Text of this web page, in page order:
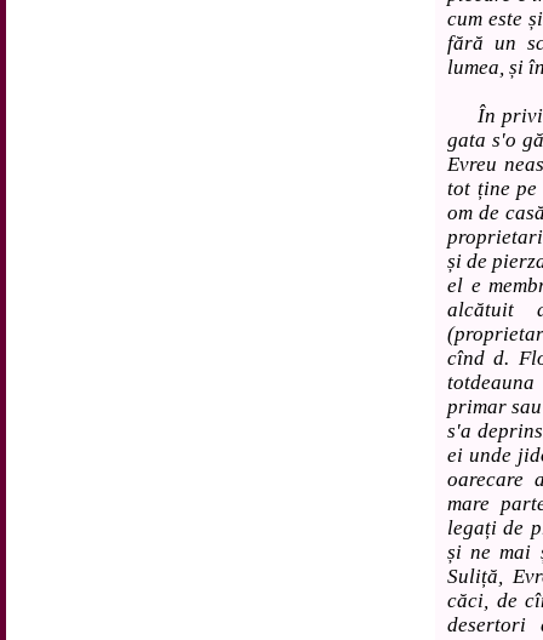
cum este
fără un
lumea, și
În
gata s'o
Evreu
tot ține pe
om de
și de
el e
alcătuit
cînd d.
primar
s'a
ei unde
oarecare
mare
legați de
și ne mai
Suliță,
căci, de
desertori